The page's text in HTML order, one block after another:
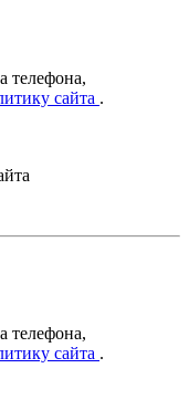
телефона,
сайта .
телефона,
сайта .